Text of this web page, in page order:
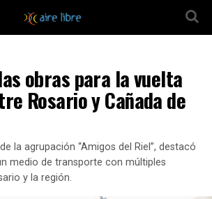
obras para la vuelta
Rosario y Cañada de
la agrupación “Amigos del Riel”, destacó
medio de transporte con múltiples
y la región.